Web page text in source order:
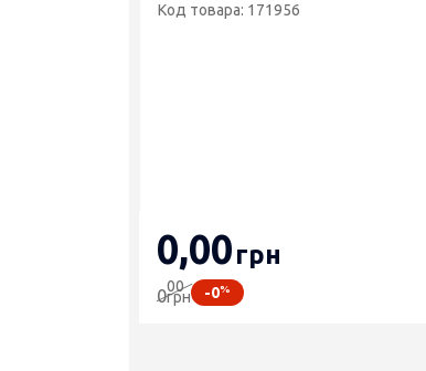
Код товара: 171956
0,00грн
000
грн -0%